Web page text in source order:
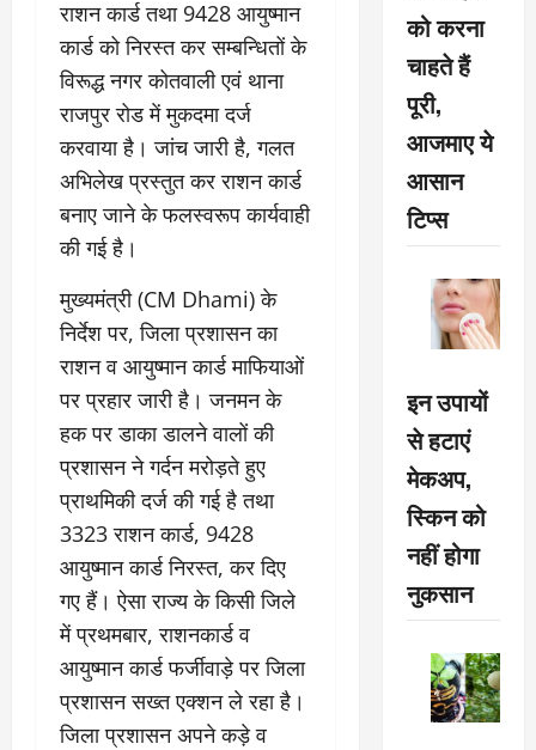
राशन कार्ड तथा 9428 आयुष्मान
कार्ड को निरस्त कर सम्बन्धितों के
विरूद्ध नगर कोतवाली एवं थाना
राजपुर रोड में मुकदमा दर्ज
करवाया है। जांच जारी है, गलत
अभिलेख प्रस्तुत कर राशन कार्ड
बनाए जाने के फलस्वरूप कार्यवाही
की गई है।
मुख्यमंत्री (CM Dhami) के
निर्देश पर, जिला प्रशासन का
राशन व आयुष्मान कार्ड माफियाओं
पर प्रहार जारी है। जनमन के
हक पर डाका डालने वालों की
प्रशासन ने गर्दन मरोड़ते हुए
प्राथमिकी दर्ज की गई है तथा
3323 राशन कार्ड, 9428
आयुष्मान कार्ड निरस्त, कर दिए
गए हैं। ऐसा राज्य के किसी जिले
में प्रथमबार, राशनकार्ड व
आयुष्मान कार्ड फर्जीवाड़े पर जिला
प्रशासन सख्त एक्शन ले रहा है।
जिला प्रशासन अपने कड़े व
को करना
चाहते हैं
पूरी,
आजमाए ये
आसान
टिप्स
इन उपायों
से हटाएं
मेकअप,
स्किन को
नहीं होगा
नुकसान